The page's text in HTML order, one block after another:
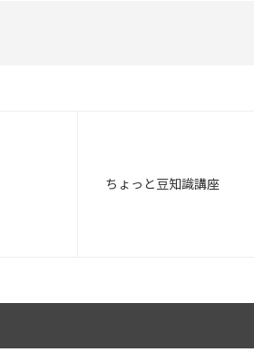
ちょっと豆知識講座